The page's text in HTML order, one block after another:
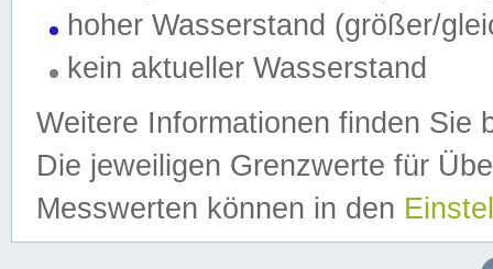
hoher Wasserstand (größer/
kein aktueller Wasserstand
Weitere Informationen finden Sie
Die jeweiligen Grenzwerte für
Messwerten können in den